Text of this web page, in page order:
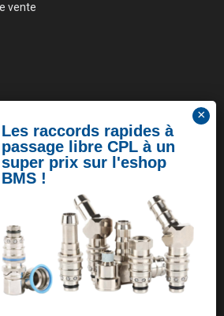
vente
de confidentialité
industrielles pour la plasturgie
& pérhiphériques
pour moules d’injection
pour la
statistiques
une
de navigation. En
vous
de tous ces